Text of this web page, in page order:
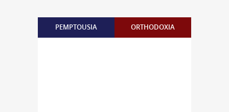
PEMPTOUSIA ORTHODOXIA